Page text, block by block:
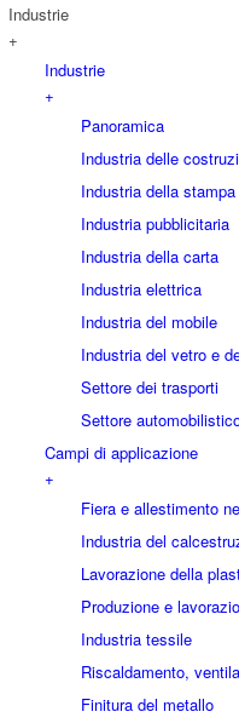
Industrie
+
Industrie
+
Panoramica
Industria delle
Industria della
Industria pubblicitaria
Industria della carta
Industria elettrica
Industria del mobile
Industria del vetro e
Settore dei trasporti
Settore
Campi di applicazione
+
Fiera e allestimento
Industria del
Lavorazione della
Produzione e
Industria tessile
Riscaldamento,
Finitura del metallo